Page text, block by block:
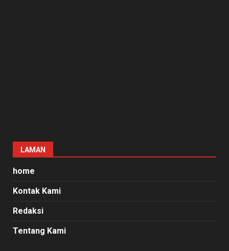
LAMAN
home
Kontak Kami
Redaksi
Tentang Kami